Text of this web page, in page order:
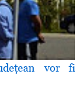
vor fi